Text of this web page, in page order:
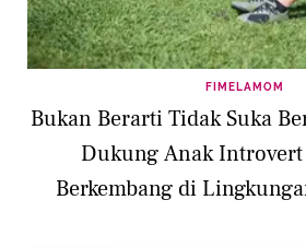
FIMELAMOM
Bukan Berarti Tidak Suka
Dukung Anak Introvert
Berkembang di